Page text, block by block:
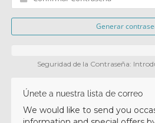
Generar
Seguridad de la Contraseña:
Únete a nuestra lista de correo
We would like to send you